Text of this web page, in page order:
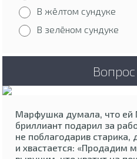
В жёлтом сундуке
В зелёном сундуке
Марфушка думала, что ей
бриллиант подарил за
не поблагодарив
и хвастается: «Продадим